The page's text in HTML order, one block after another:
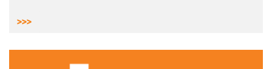
>>>